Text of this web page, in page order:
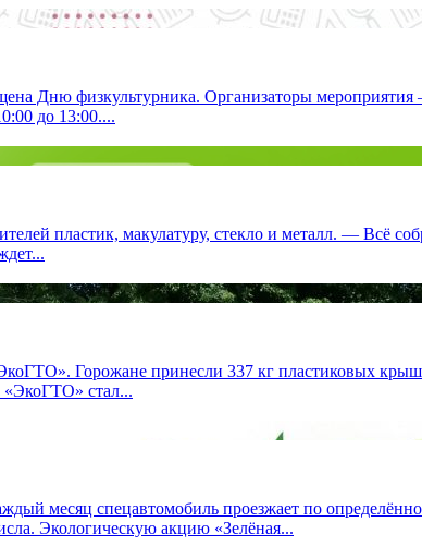
Дню физкультурника. Организаторы мероприятия
до 13:00....
пластик, макулатуру, стекло и металл. — Всё
Горожане принесли 337 кг пластиковых
«ЭкоГТО» стал...
месяц спецавтомобиль проезжает по
Экологическую акцию «Зелёная...